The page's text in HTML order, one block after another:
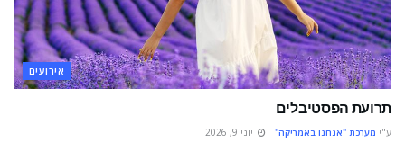
אירועים
תרועת הפסטיבלים
ע"י מערכת "אנחנו באמריקה" יוני 9, 2026